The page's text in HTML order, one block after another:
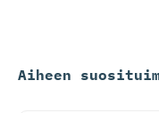
Aiheen